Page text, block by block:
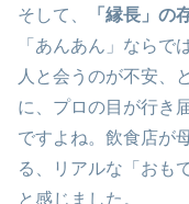
そして、 「縁長」の
「あんあん」ならで
人と会うのが不安、
に、プロの目が行き
ですよね。飲食店が
る、リアルな「おも
と感じました。